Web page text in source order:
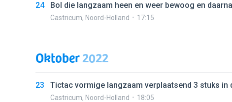
24 Bol die langzaam heen en weer bewoog en
Castricum, Noord-Holland 17:15
Oktober2022
23 Tictac vormige langzaam verplaatsend 3 stuks in
Castricum, Noord-Holland 18:05